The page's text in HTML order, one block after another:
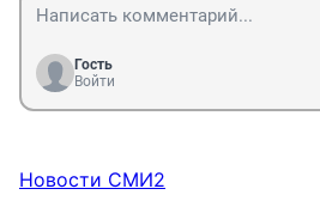
Гость
Войти
Новости СМИ2